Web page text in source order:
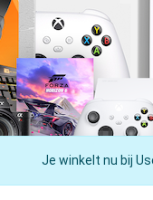
Je winkelt nu bij